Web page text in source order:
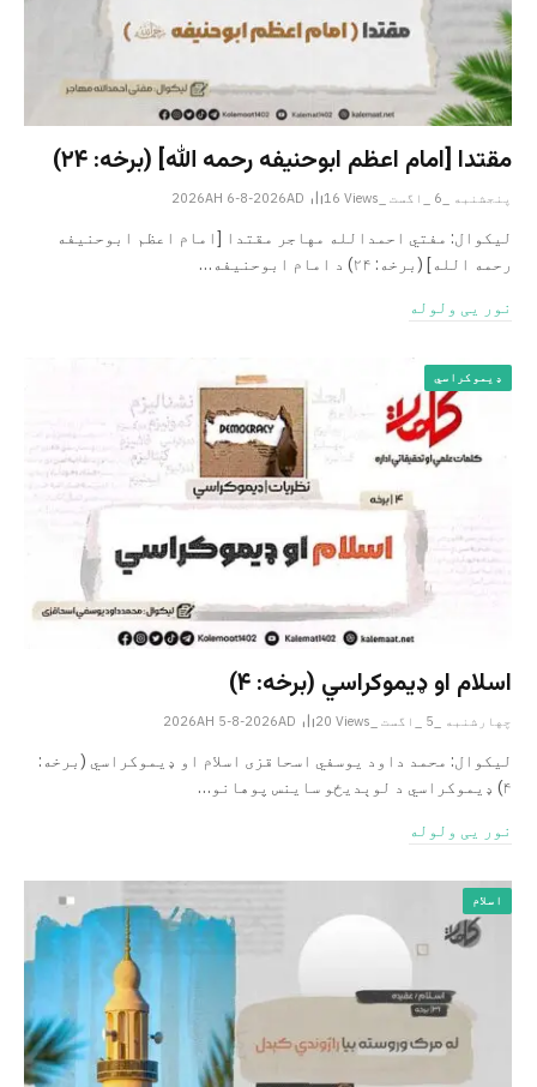
مقتدا [امام اعظم ابوحنیفه رحمه الله‎] (برخه: ۲۴)
پنجشنبه _6 _اگست _2026AH 6-8-2026AD 16 Views
لیکوال: مفتي احمدالله مهاجر مقتدا [امام اعظم ابوحنیفه
رحمه الله‎] (برخه: ۲۴) د امام ابوحنيفه…
نور یی ولوله
ډیموکراسي
اسلام او ډیموکراسي (برخه: ۴)
چهارشنبه _5 _اگست _2026AH 5-8-2026AD 20 Views
لیکوال: محمد داود یوسفي اسحاقزی اسلام او ډیموکراسي (برخه:
۴) ډیموکراسي د لوېدیځو ساینس پوهانو…
نور یی ولوله
اسلام